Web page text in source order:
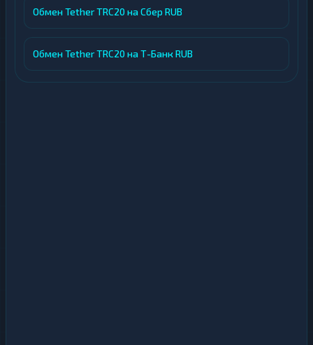
Обмен Tether TRC20 на Сбер RUB
Обмен Tether TRC20 на Т-Банк RUB